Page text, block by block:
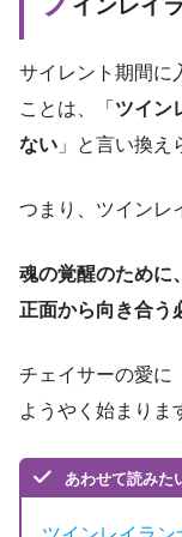
サイレント期間に
ことは、「 ツイン
ない 」と言い換え
つまり、ツインレ
魂の覚醒のために
正面から向き合う
チェイサーの愛に
ようやく始まりま
あわせて読みた